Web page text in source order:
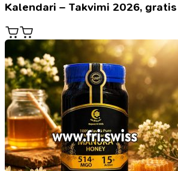
Kalendari – Takvimi 2026, gratis